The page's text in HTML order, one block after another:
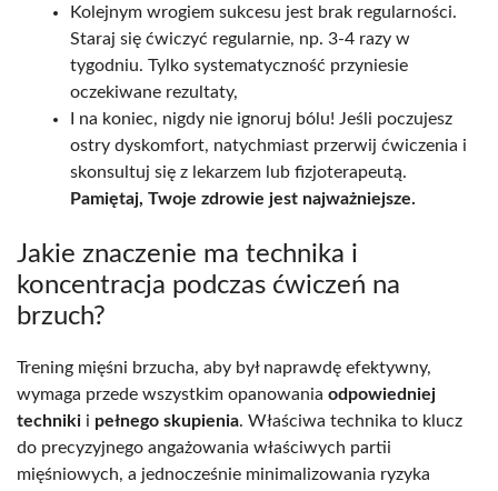
Kolejnym wrogiem sukcesu jest brak regularności.
Staraj się ćwiczyć regularnie, np. 3-4 razy w
tygodniu. Tylko systematyczność przyniesie
oczekiwane rezultaty,
I na koniec, nigdy nie ignoruj bólu! Jeśli poczujesz
ostry dyskomfort, natychmiast przerwij ćwiczenia i
skonsultuj się z lekarzem lub fizjoterapeutą.
Pamiętaj, Twoje zdrowie jest najważniejsze.
Jakie znaczenie ma technika i
koncentracja podczas ćwiczeń na
brzuch?
Trening mięśni brzucha, aby był naprawdę efektywny,
wymaga przede wszystkim opanowania odpowiedniej
techniki i pełnego skupienia. Właściwa technika to klucz
do precyzyjnego angażowania właściwych partii
mięśniowych, a jednocześnie minimalizowania ryzyka